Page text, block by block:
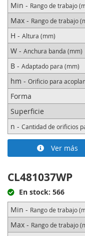
Min - Rango de trabajo
Max - Rango de trabajo
H - Altura (mm)
W - Anchura banda (mm)
B - Adaptado para (mm)
hm - Orificio para
Forma
Superficie
n - Cantidad de orificios
Ver más
CL481037WP
En stock: 566
Min - Rango de trabajo
Max - Rango de trabajo